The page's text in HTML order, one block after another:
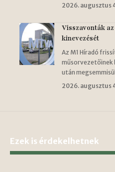
2026. augusztus
Visszavonták
kinevezését
Az M1 Híradó
műsorvezetőinek
után
2026. augusztus
Ezek is érdekelhetnek